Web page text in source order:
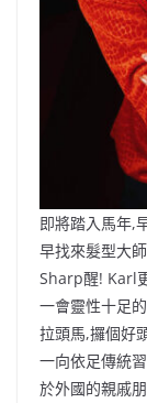
即將踏入馬年,
早找來髮型大
Sharp醒! Karl
一會靈性十足
拉頭馬,攞個好
一向依足傳統
於外國的親戚